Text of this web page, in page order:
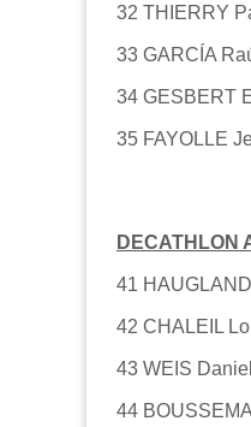
32 THIERRY
33 GARCÍA
34 GESBERT
35 FAYOLLE
DECATHLON
41
42 CHALEIL
43 WEIS Daniel
44